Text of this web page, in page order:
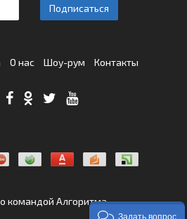
Подписаться
О нас Шоу-рум Контакты
командой Алгоритма
Задать вопрос